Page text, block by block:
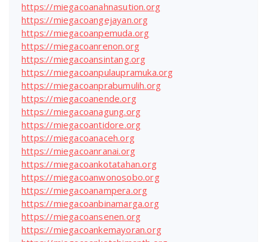
https://miegacoanahnasution.org
https://miegacoangejayan.org
https://miegacoanpemuda.org
https://miegacoanrenon.org
https://miegacoansintang.org
https://miegacoanpulaupramuka.org
https://miegacoanprabumulih.org
https://miegacoanende.org
https://miegacoanagung.org
https://miegacoantidore.org
https://miegacoanaceh.org
https://miegacoanranai.org
https://miegacoankotatahan.org
https://miegacoanwonosobo.org
https://miegacoanampera.org
https://miegacoanbinamarga.org
https://miegacoansenen.org
https://miegacoankemayoran.org